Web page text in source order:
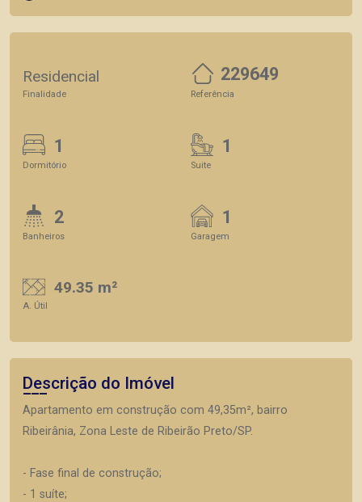
Residencial
Finalidade
229649
Referência
1
Dormitório
1
Suite
2
Banheiros
1
Garagem
49.35 m²
A. Útil
Descrição do Imóvel
Apartamento em construção com 49,35m², bairro
Ribeirânia, Zona Leste de Ribeirão Preto/SP.
- Fase final de construção;
- 1 suíte;